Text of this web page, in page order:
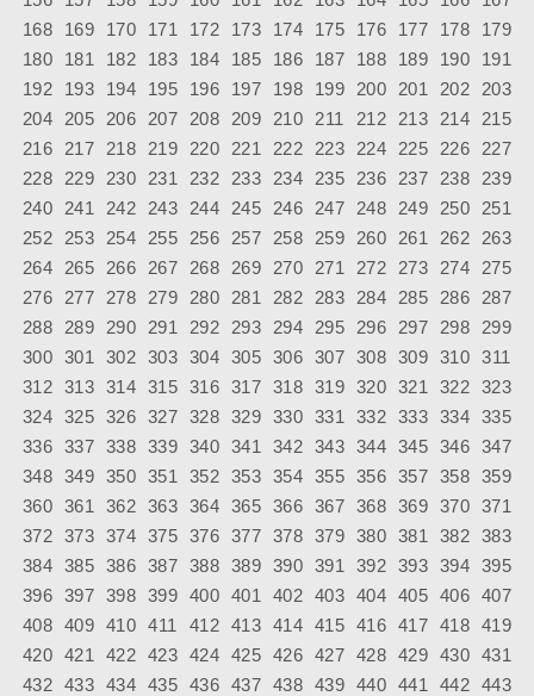
168
169 170 171 172 173 174 175 176 177 178
179
180
181 182 183 184 185 186 187 188 189 190
191
192
193 194 195 196 197 198 199 200 201 202
203
204
205 206 207 208 209 210 211 212 213 214
215
216
217 218 219 220 221 222 223 224 225 226
227
228
229 230 231 232 233 234 235 236 237 238
239
240
241 242 243 244 245 246 247 248 249 250
251
252
253 254 255 256 257 258 259 260 261 262
263
264
265 266 267 268 269 270 271 272 273 274
275
276
277 278 279 280 281 282 283 284 285 286
287
288
289 290 291 292 293 294 295 296 297 298
299
300 301 302 303 304 305 306 307 308 309 310
311
312 313 314 315 316 317 318 319 320 321 322 323
324 325 326 327 328 329 330 331 332 333 334 335
336 337 338 339 340 341 342 343 344 345 346 347
348 349 350 351 352 353 354 355 356 357 358 359
360 361 362 363 364 365 366 367 368 369 370 371
372 373 374 375 376 377 378 379 380 381 382 383
384 385 386 387 388 389 390 391 392 393 394 395
396 397 398 399 400 401 402 403 404 405 406 407
408 409 410 411 412 413 414 415 416 417 418 419
420 421 422 423 424 425 426 427 428 429 430 431
432 433 434 435 436 437 438 439 440 441 442 443